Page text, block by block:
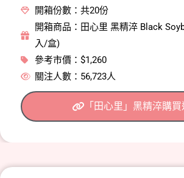
開箱份數：共20份
開箱商品：田心里 黑精淬 Black
入/盒)
參考市價：$1,260
關注人數：56,723人
「田心里」黑精淬購